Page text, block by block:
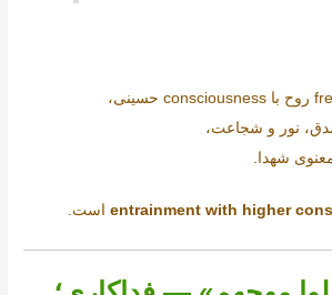
نور و شجاعت،
entrainment with higher است.